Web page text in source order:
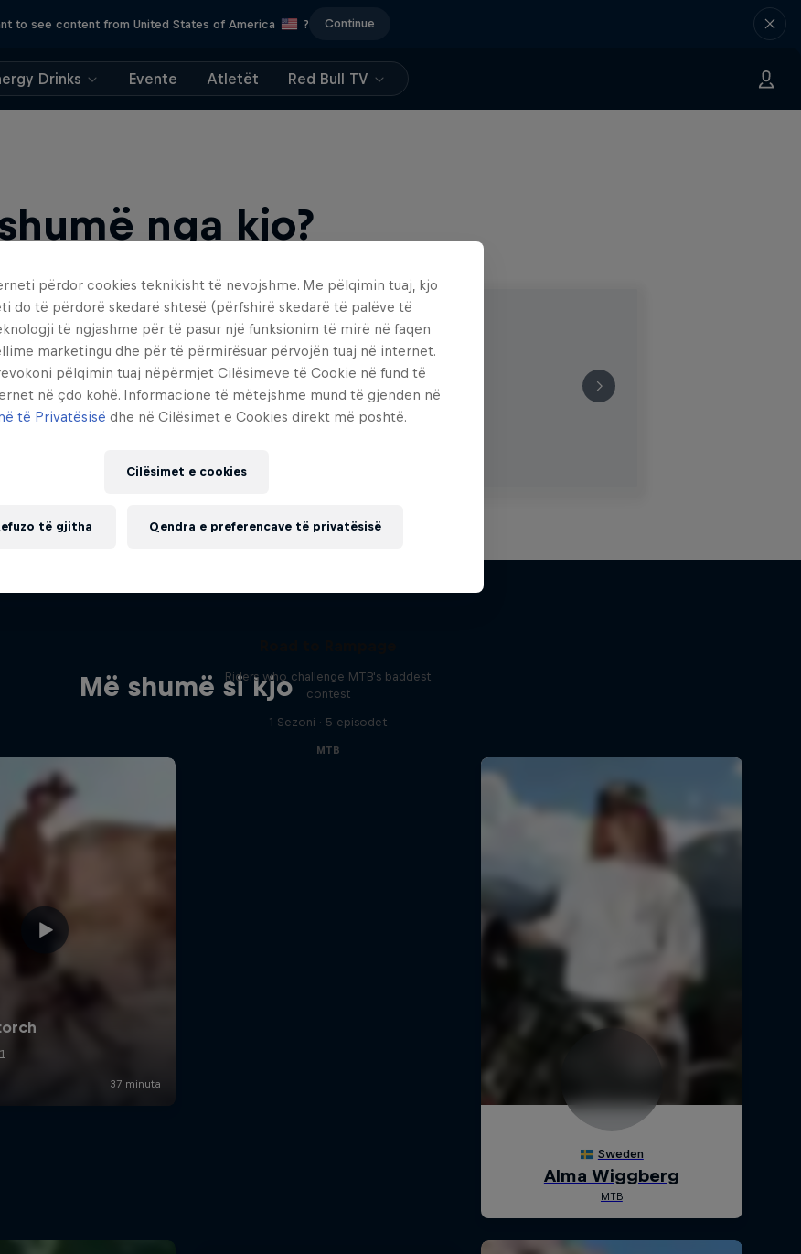
to see content from United States of America ? Continue
Drinks Evente Atletët Red Bull TV
nga kjo?
an action-packed collection of two-wheel films, shows …
Më shumë si kjoRiders who challenge MTB's baddest
contest
1 Sezoni · 5 episodet
MTB
përdor cookies teknikisht të nevojshme. Me pëlqimin tuaj, kjo
do të përdorë skedarë shtesë (përfshirë skedarë të palëve të
të ngjashme për të pasur një funksionim të mirë në faqen
marketingu dhe për të përmirësuar përvojën tuaj në internet.
pëlqimin tuaj nëpërmjet Cilësimeve të Cookie në fund të
në çdo kohë. Informacione të mëtejshme mund të gjenden në
të Privatësisë dhe në Cilësimet e Cookies direkt më poshtë.
Cilësimet e cookies
të gjitha Qendra e preferencave të privatësisë